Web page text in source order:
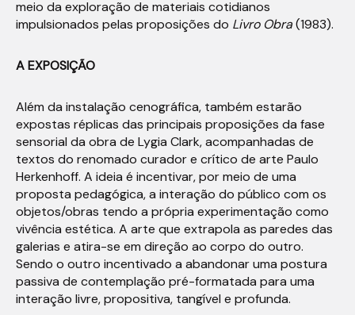
meio da exploração de materiais cotidianos
impulsionados pelas proposições do Livro Obra(1983).
A EXPOSIÇÃO
Além da instalação cenográfica, também estarão
expostas réplicas das principais proposições da fase
sensorial da obra de Lygia Clark, acompanhadas de
textos do renomado curador e crítico de arte Paulo
Herkenhoff. A ideia é incentivar, por meio de uma
proposta pedagógica, a interação do público com os
objetos/obras tendo a própria experimentação como
vivência estética. A arte que extrapola as paredes das
galerias e atira-se em direção ao corpo do outro.
Sendo o outro incentivado a abandonar uma postura
passiva de contemplação pré-formatada para uma
interação livre, propositiva, tangível e profunda.